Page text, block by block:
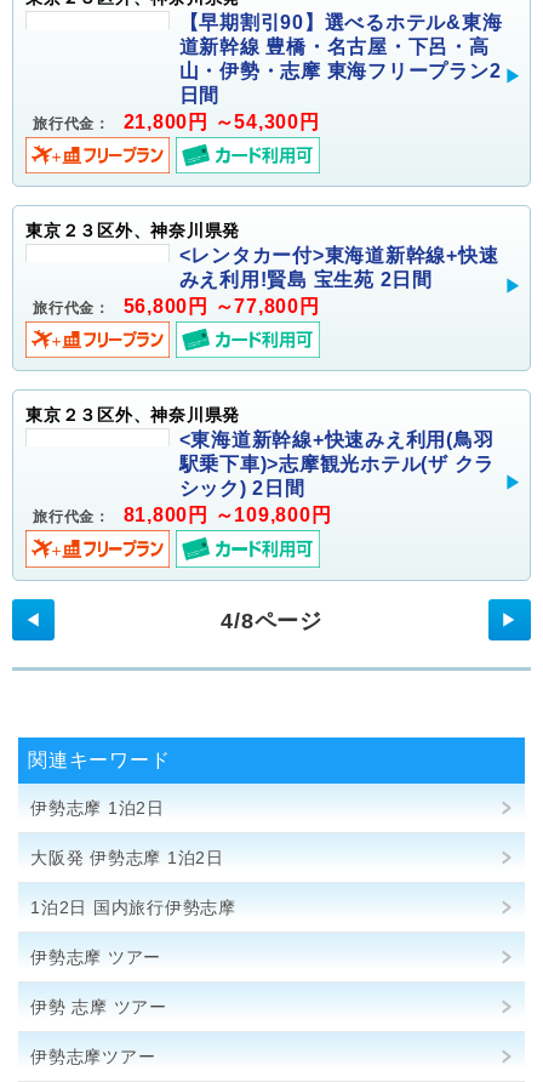
【早期割引90】選べるホテル&東海
道新幹線 豊橋・名古屋・下呂・高
山・伊勢・志摩 東海フリープラン2
日間
旅行代金： 21,800円 ～54,300円
東京２３区外、神奈川県発
<レンタカー付>東海道新幹線+快速
みえ利用!賢島 宝生苑 2日間
旅行代金： 56,800円 ～77,800円
東京２３区外、神奈川県発
<東海道新幹線+快速みえ利用(鳥羽
駅乗下車)>志摩観光ホテル(ザ クラ
シック) 2日間
旅行代金： 81,800円 ～109,800円
4/8ページ
◀ ▶
関連キーワード
伊勢志摩 1泊2日
大阪発 伊勢志摩 1泊2日
1泊2日 国内旅行伊勢志摩
伊勢志摩 ツアー
伊勢 志摩 ツアー
伊勢志摩ツアー